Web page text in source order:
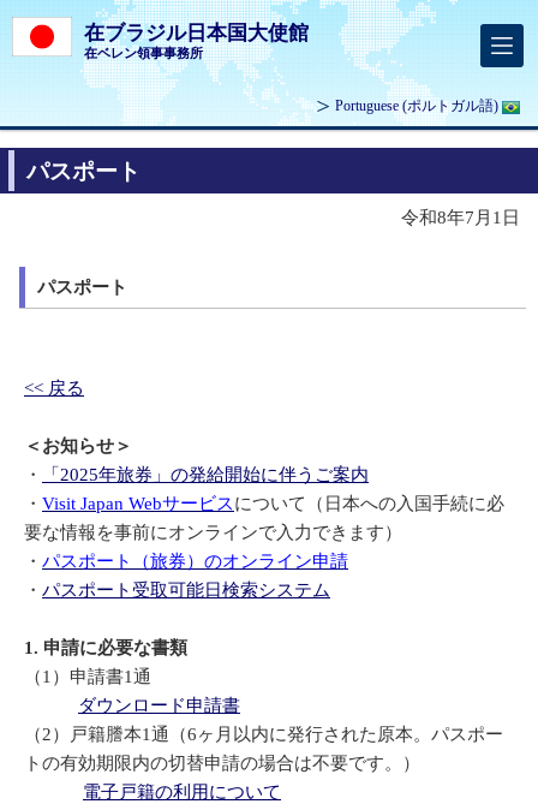
在ブラジル日本国大使館
在ベレン領事事務所
Portuguese(ポルトガル語)
パスポート
令和8年7月1日
パスポート
<< 戻る
＜お知らせ＞
・
「2025年旅券」の発給開始に伴うご案内
・ Visit Japan Webサービスについて（日本への入国手続に必
要な情報を事前にオンラインで入力できます）
・ パスポート（旅券）のオンライン申請
・ パスポート受取可能日検索システム
1. 申請に必要な書類
（1）申請書1通
ダウンロード申請書
（2）戸籍謄本1通（6ヶ月以内に発行された原本。パスポー
トの有効期限内の切替申請の場合は不要です。）
電子戸籍の利用について